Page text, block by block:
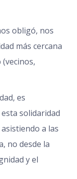
obligó, nos
más cercana
es
solidaridad
a las
no desde la
y el